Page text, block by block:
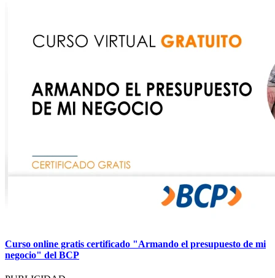
Curso online gratis certificado "Armando el presupuesto de mi
negocio" del BCP